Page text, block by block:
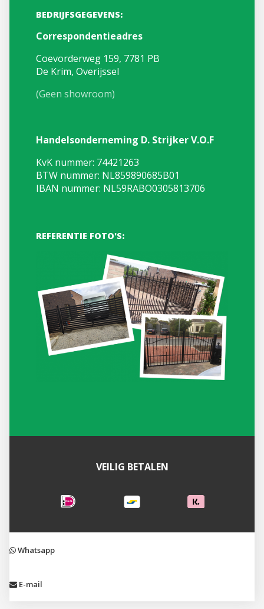
BEDRIJFSGEGEVENS:
Correspondentieadres
Coevorderweg 159, 7781 PB
De Krim, Overijssel
(Geen showroom)
Handelsonderneming D. Strijker V.O.F
KvK nummer: 74421263
BTW nummer: NL859890685B01
IBAN nummer: NL59RABO0305813706
REFERENTIE FOTO'S:
VEILIG BETALEN
Whatsapp
E-mail